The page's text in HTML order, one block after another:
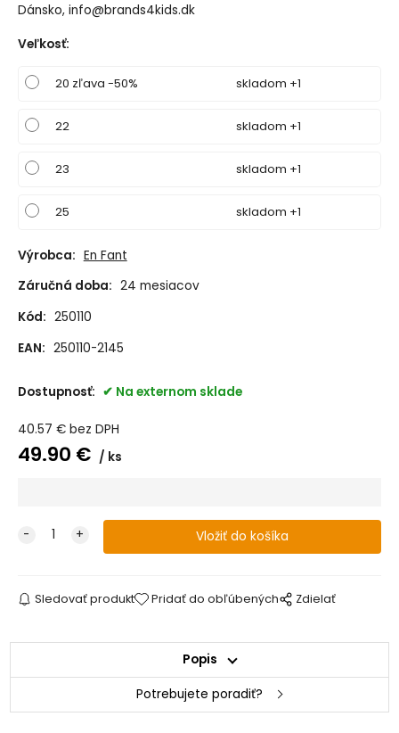
Dánsko, info@brands4kids.dk
Veľkosť:
20 zľava -50% skladom +1
22 skladom +1
23 skladom +1
25 skladom +1
Výrobca: En Fant
Záručná doba: 24 mesiacov
Kód: 250110
EAN: 250110-2145
Dostupnosť: Na externom sklade
40.57 € bez DPH
49.90 € ks
Sledovať produkt Pridať do obľúbených Zdielať
Popis
Potrebujete poradiť?